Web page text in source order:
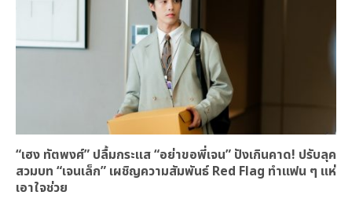
“เฮง ทัตพงศ์” ปลื้มกระแส “อย่าขอพี่เจน” ปังเกินคาด! ปรับลุค
สวมบท “เจนเล็ก” เผชิญความสัมพันธ์ Red Flag ทำแฟน ๆ แห่
เอาใจช่วย